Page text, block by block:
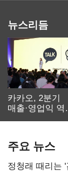
뉴스리듬
카카오, 2분기
매출·영업익 역
주요 뉴스
정청래 때리는